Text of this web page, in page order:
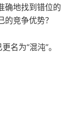
确地找到错位的
竞争优势？
名为“混沌”。